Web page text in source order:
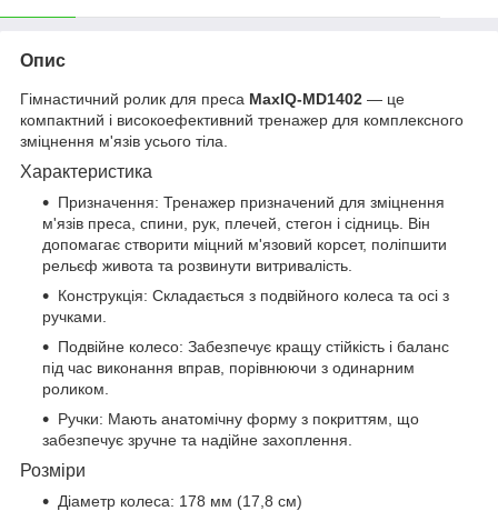
Опис
Гімнастичний ролик для преса MaxIQ-MD1402 — це
компактний і високоефективний тренажер для комплексного
зміцнення м'язів усього тіла.
Характеристика
Призначення: Тренажер призначений для зміцнення
м'язів преса, спини, рук, плечей, стегон і сідниць. Він
допомагає створити міцний м'язовий корсет, поліпшити
рельєф живота та розвинути витривалість.
Конструкція: Складається з подвійного колеса та осі з
ручками.
Подвійне колесо: Забезпечує кращу стійкість і баланс
під час виконання вправ, порівнюючи з одинарним
роликом.
Ручки: Мають анатомічну форму з покриттям, що
забезпечує зручне та надійне захоплення.
Розміри
Діаметр колеса: 178 мм (17,8 см)